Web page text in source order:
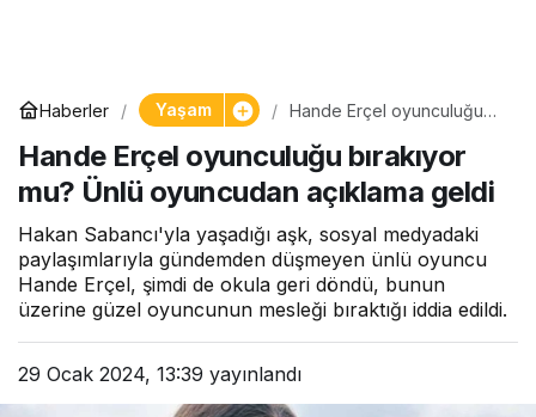
Haberler Yaşam
Hande Erçel oyunculuğu
oyuncudan açıklama geldi
Hande Erçel oyunculuğu bırakıyor
mu? Ünlü oyuncudan açıklama geldi
Hakan Sabancı'yla yaşadığı aşk, sosyal medyadaki
paylaşımlarıyla gündemden düşmeyen ünlü oyuncu
Hande Erçel, şimdi de okula geri döndü, bunun
üzerine güzel oyuncunun mesleği bıraktığı iddia edildi.
29 Ocak 2024, 13:39 yayınlandı